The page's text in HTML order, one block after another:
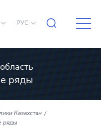
РУС
ряды
Казахстан
ряды